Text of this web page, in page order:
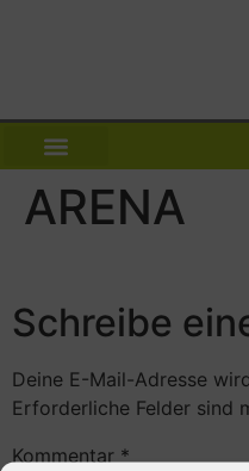
ARENA
Schreibe
Deine E-Mail-Adresse
Erforderliche Felder sind
Kommentar*